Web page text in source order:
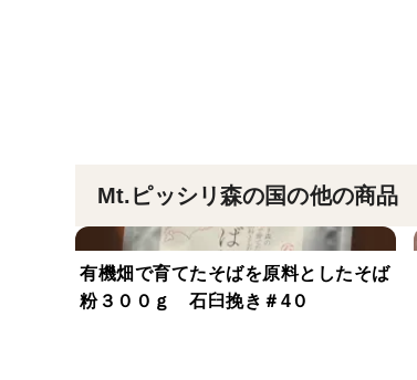
Mt.ピッシリ森の国の他の商品
有機畑で育てたそばを原料としたそば
粉３００ｇ 石臼挽き＃4０